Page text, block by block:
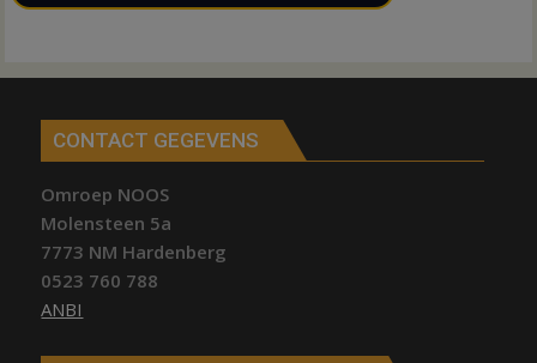
CONTACT GEGEVENS
Omroep NOOS
Molensteen 5a
7773 NM Hardenberg
0523 760 788
ANBI